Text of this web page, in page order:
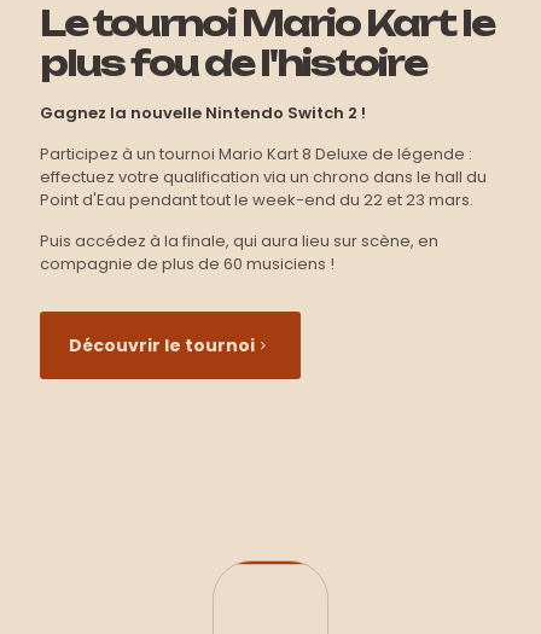
Le tournoi Mario Kart le
plus fou de l'histoire
Gagnez la nouvelle Nintendo Switch 2 !
Participez à un tournoi Mario Kart 8 Deluxe de légende :
effectuez votre qualification via un chrono dans le hall du
Point d'Eau pendant tout le week-end du 22 et 23 mars.
Puis accédez à la finale, qui aura lieu sur scène, en
compagnie de plus de 60 musiciens !
Découvrir le tournoi